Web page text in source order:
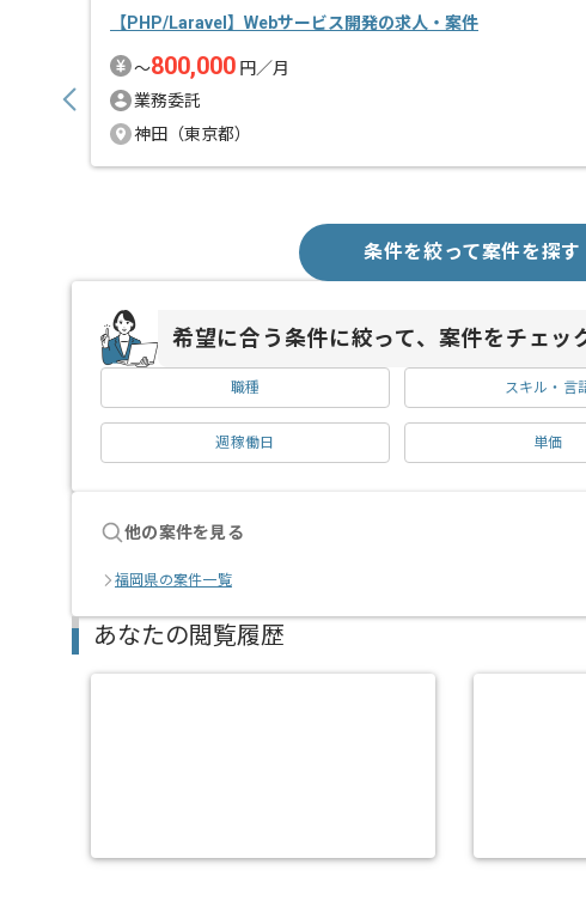
【PHP/Laravel】Webサービス開発の求人・案件
〜800,000 円／月
業務委託
神田（東京都）
条件を絞って案件を探す
希望に合う条件に絞って、案件をチェッ
職種 スキル・言
週稼働日 単価
他の案件を見る
福岡県の案件一覧
あなたの閲覧履歴